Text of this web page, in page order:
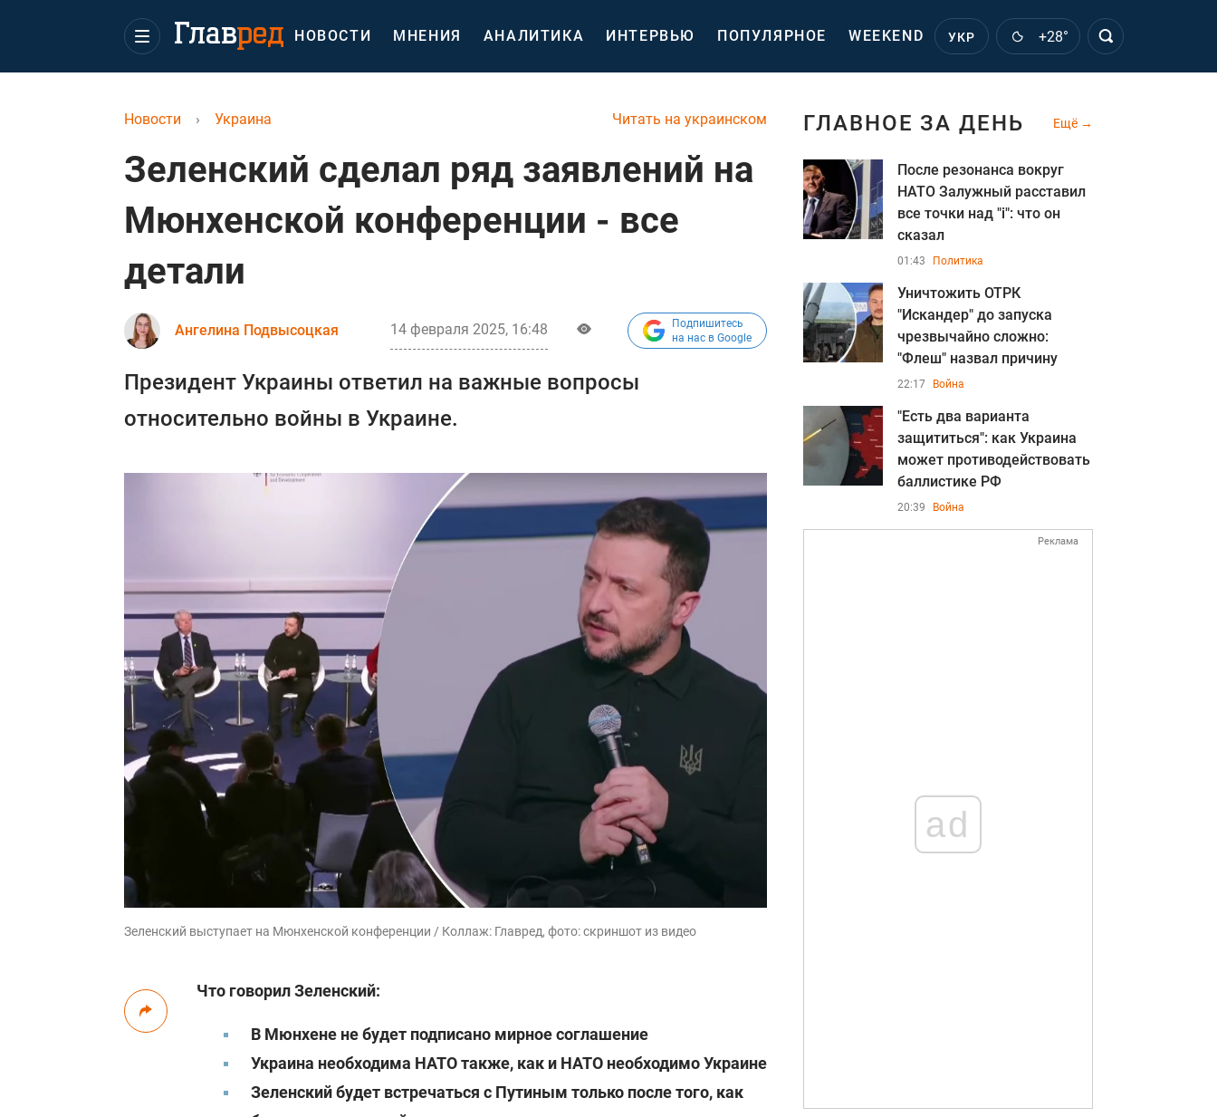
НОВОСТИ МНЕНИЯ АНАЛИТИКА ИНТЕРВЬЮ ПОПУЛЯРНОЕ WEEKEND УКР +28°
Читать на украинском
Новости › Украина
Зеленский сделал ряд заявлений на
Мюнхенской конференции - все
детали
Ангелина Подвысоцкая 14 февраля 2025, 16:48
Подпишитесь
на нас в Google
Президент Украины ответил на важные вопросы
относительно войны в Украине.
Зеленский выступает на Мюнхенской конференции / Коллаж: Главред, фото: скриншот из видео
Что говорил Зеленский:
В Мюнхене не будет подписано мирное соглашение
Украина необходима НАТО также, как и НАТО необходимо Украине
Зеленский будет встречаться с Путиным только после того, как
ГЛАВНОЕ ЗА ДЕНЬ Ещё
После резонанса вокруг
НАТО Залужный расставил
все точки над "i": что он
сказал
01:43 Политика
Уничтожить ОТРК
"Искандер" до запуска
чрезвычайно сложно:
"Флеш" назвал причину
22:17 Война
"Есть два варианта
защититься": как Украина
может противодействовать
баллистике РФ
20:39 Война
Реклама
ad